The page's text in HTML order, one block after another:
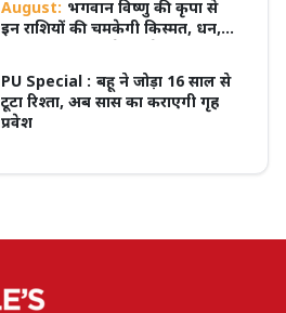
August: भगवान विष्णु की कृपा से
इन राशियों की चमकेगी किस्मत, धन,
PU Special : बहू ने जोड़ा 16 साल से
टूटा रिश्ता, अब सास का कराएगी गृह
प्रवेश